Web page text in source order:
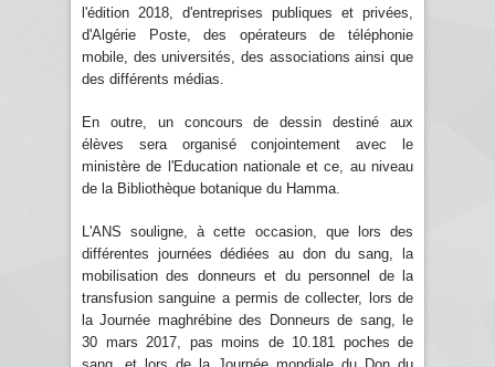
l'édition 2018, d'entreprises publiques et privées,
d'Algérie Poste, des opérateurs de téléphonie
mobile, des universités, des associations ainsi que
des différents médias.
En outre, un concours de dessin destiné aux
élèves sera organisé conjointement avec le
ministère de l'Education nationale et ce, au niveau
de la Bibliothèque botanique du Hamma.
L'ANS souligne, à cette occasion, que lors des
différentes journées dédiées au don du sang, la
mobilisation des donneurs et du personnel de la
transfusion sanguine a permis de collecter, lors de
la Journée maghrébine des Donneurs de sang, le
30 mars 2017, pas moins de 10.181 poches de